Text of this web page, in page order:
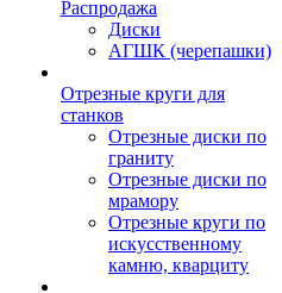
Распродажа
Диски
АГШК (черепашки)
Отрезные круги для
станков
Отрезные диски по
граниту
Отрезные диски по
мрамору
Отрезные круги по
искусственному
камню, кварциту